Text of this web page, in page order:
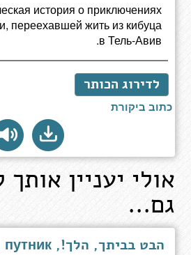
история о приключениях
переехавшей жить из кибуца
в Тель-Авив.
לדירוג הכותר
כתוב ביקורת
אולי יעניין
גם...